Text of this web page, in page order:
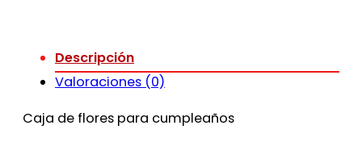
Descripción
Valoraciones (0)
Caja de flores para cumpleaños